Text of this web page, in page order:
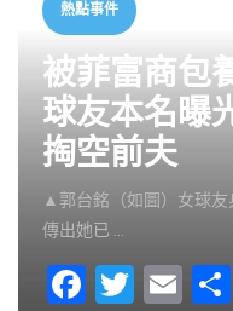
熱點事件
被菲富商包
球友本名
掏空前夫
▲郭台銘（如圖）女球友
傳出她已 …
F
T
E